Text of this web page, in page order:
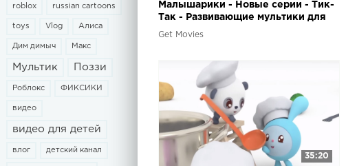
roblox russian cartoons
toys Vlog Алиса
Дим димыч Макс
Мультик Поззи
Роблокс ФИКСИКИ
видео
видео для детей
влог детский канал
Малышарики - Новые серии - Тик-
Так - Развивающие мультики для
самых маленьких
Get Movies
35:20